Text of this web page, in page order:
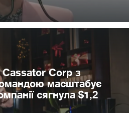
Corp з
масштабує
сягнула $1,2